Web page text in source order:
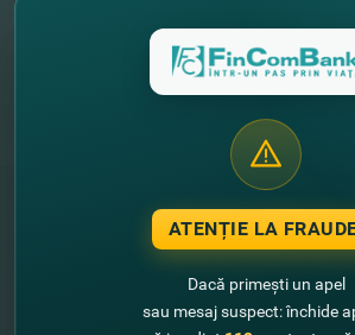
Schemei de Garantare a
din Republica Moldova
ATENȚIE LA
Dacă primești un apel
sau mesaj suspect: închide